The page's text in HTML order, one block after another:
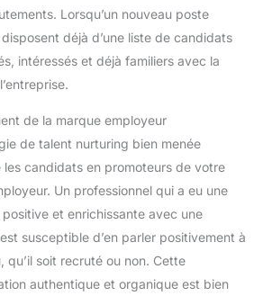
Lorsqu’un nouveau poste
disposent déjà d’une liste de candidats
intéressés et déjà familiers avec la
de la marque employeur
de talent nurturing bien menée
les candidats en promoteurs de votre
Un professionnel qui a eu une
et enrichissante avec une
susceptible d’en parler positivement à
qu’il soit recruté ou non. Cette
authentique et organique est bien